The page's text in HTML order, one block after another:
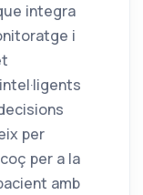
integra
i
per
per a la
amb